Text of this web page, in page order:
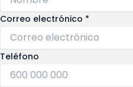
Correo electrónico *
Teléfono